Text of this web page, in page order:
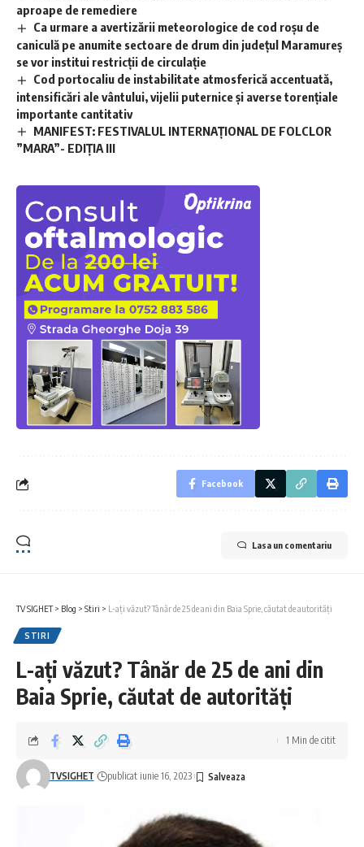
aproape de remediere
Ca urmare a avertizării meteorologice de cod roșu de
caniculă pe anumite sectoare de drum din județul Maramureș
se vor institui restricții de circulație
Cod portocaliu de instabilitate atmosferică accentuată,
intensificări ale vântului, vijelii puternice și averse torențiale
importante cantitativ
MANIFEST: FESTIVALUL INTERNAȚIONAL DE FOLCLOR
”MARA”- EDIȚIA III
Facebook
Lasa un comentariu
TV SIGHET> Blog > Stiri > L-ați văzut? Tânăr de 25 de ani din Baia Sprie, căutat de autorități
STIRI
L-ați văzut? Tânăr de 25 de ani din
Baia Sprie, căutat de autorități
TVSIGHET publicat iunie 16, 2023
1 Min de citit